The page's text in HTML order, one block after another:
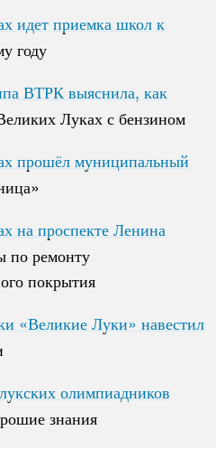
идет приемка школ к
году
идет приемка школ к
году
ВТРК выяснила, как
Луках с бензином
ВТРК выяснила, как
Луках с бензином
прошёл муниципальный
прошёл муниципальный
на проспекте Ленина
по ремонту
покрытия
на проспекте Ленина
по ремонту
покрытия
«Великие Луки» навестил
«Великие Луки» навестил
олимпиадников
знания
олимпиадников
знания